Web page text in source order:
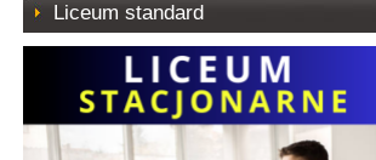
Liceum standard